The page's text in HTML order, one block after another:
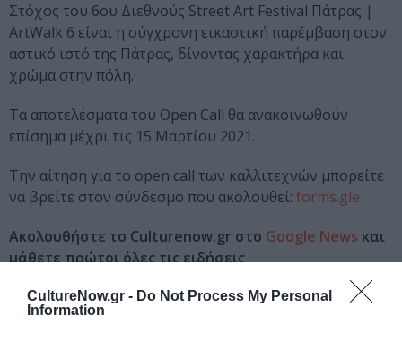
CultureNow.gr - Do Not Process My Personal
Information
Στόχος του 6ου Διεθνούς Street Art Festival Πάτρας |
ArtWalk 6 είναι η σύγχρονη εικαστική παρέμβαση στον
αστικό ιστό της Πάτρας, δίνοντας χαρακτήρα και
χρώμα στην πόλη.
Τα αποτελέσματα του Open Call θα ανακοινωθούν
επίσημα μέχρι τις 15 Μαρτίου 2021.
Την αίτηση για το open call των καλλιτεχνών μπορείτε
να βρείτε στον σύνδεσμο που ακολουθεί: forms.gle
Ακολουθήστε το Culturenow.gr στο Google News και
μάθετε πρώτοι όλες τις ειδήσεις
Δείτε όλα τατελευταία νέαγια την Τέχνη και τον
Πολιτισμό στο